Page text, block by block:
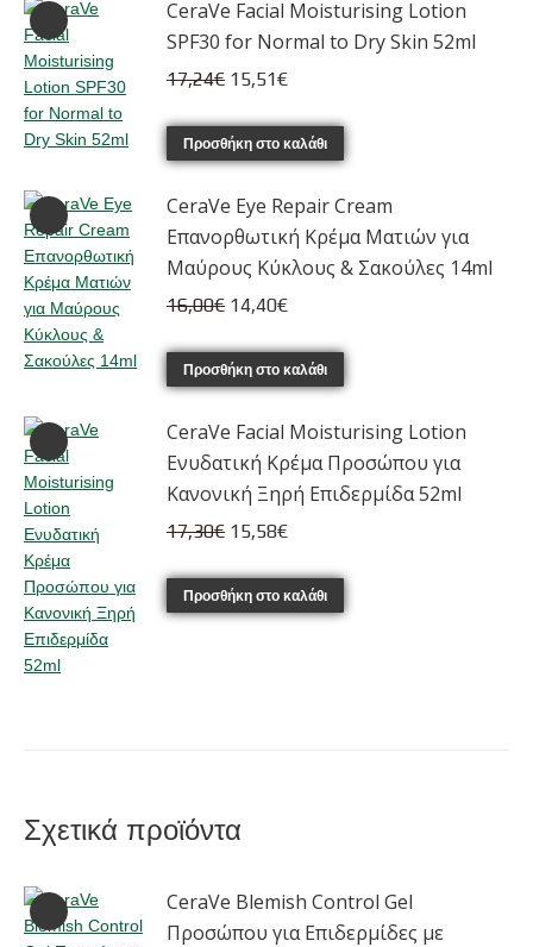
CeraVe Facial Moisturising Lotion
SPF30 for Normal to Dry Skin 52ml
17,24€ Original
was:
15,51€Η
τιμή
15,51€.
Προσθήκη στο καλάθι
CeraVe Eye Repair Cream
Επανορθωτική Κρέμα Ματιών για
Μαύρους Κύκλους & Σακούλες 14ml
16,00€ Original
was:
14,40€Η
τιμή
14,40€.
Προσθήκη στο καλάθι
CeraVe Facial Moisturising Lotion
Ενυδατική Κρέμα Προσώπου για
Κανονική Ξηρή Επιδερμίδα 52ml
17,30€ Original
was:
15,58€Η
τιμή
Προσθήκη στο καλάθι
Σχετικά προϊόντα
CeraVe Blemish Control Gel
Προσώπου για Επιδερμίδες με